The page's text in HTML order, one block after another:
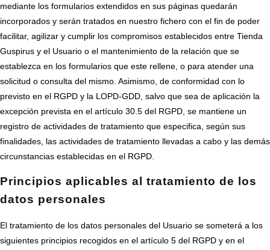
mediante los formularios extendidos en sus páginas quedarán
incorporados y serán tratados en nuestro fichero con el fin de poder
facilitar, agilizar y cumplir los compromisos establecidos entre Tienda
Guspirus y el Usuario o el mantenimiento de la relación que se
establezca en los formularios que este rellene, o para atender una
solicitud o consulta del mismo. Asimismo, de conformidad con lo
previsto en el RGPD y la LOPD-GDD, salvo que sea de aplicación la
excepción prevista en el artículo 30.5 del RGPD, se mantiene un
registro de actividades de tratamiento que especifica, según sus
finalidades, las actividades de tratamiento llevadas a cabo y las demás
circunstancias establecidas en el RGPD.
Principios aplicables al tratamiento de los
datos personales
El tratamiento de los datos personales del Usuario se someterá a los
siguientes principios recogidos en el artículo 5 del RGPD y en el